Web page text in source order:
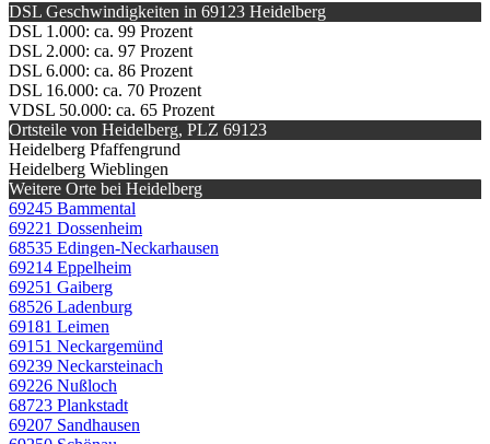
DSL Geschwindigkeiten in 69123 Heidelberg
DSL 1.000: ca. 99 Prozent
DSL 2.000: ca. 97 Prozent
DSL 6.000: ca. 86 Prozent
DSL 16.000: ca. 70 Prozent
VDSL 50.000: ca. 65 Prozent
Ortsteile von Heidelberg, PLZ 69123
Heidelberg Pfaffengrund
Heidelberg Wieblingen
Weitere Orte bei Heidelberg
69245 Bammental
69221 Dossenheim
68535 Edingen-Neckarhausen
69214 Eppelheim
69251 Gaiberg
68526 Ladenburg
69181 Leimen
69151 Neckargemünd
69239 Neckarsteinach
69226 Nußloch
68723 Plankstadt
69207 Sandhausen